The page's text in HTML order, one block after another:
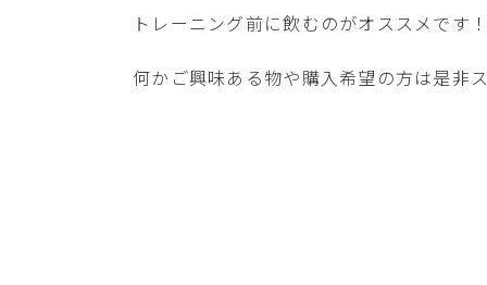
トレーニング前に飲むのがオススメです！
何かご興味ある物や購入希望の方は是非